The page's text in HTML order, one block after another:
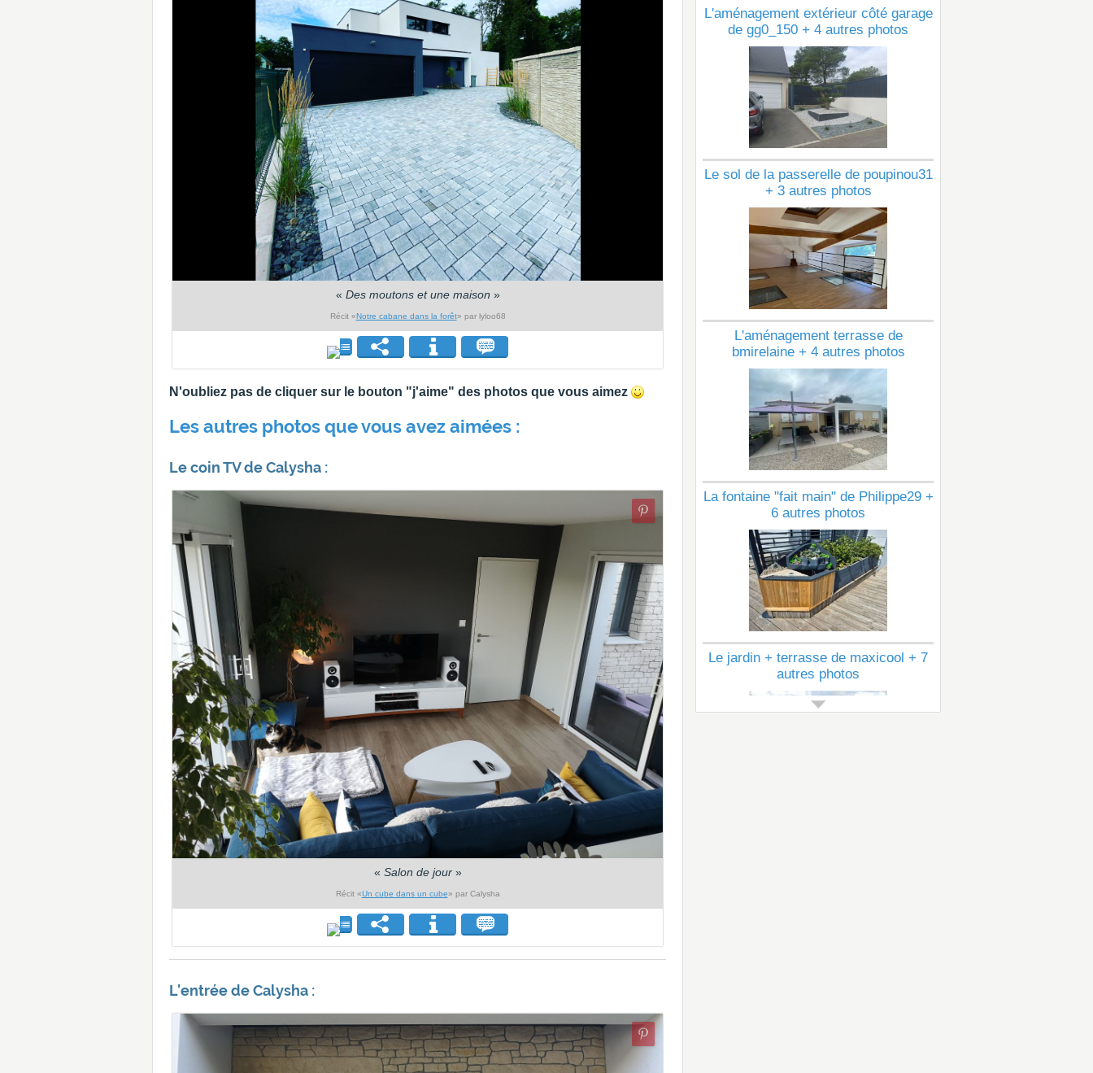
« Des moutons et une maison »
Récit «Notre cabane dans la forêt» par lyloo68
N'oubliez pas de cliquer sur le bouton "j'aime" des photos que vous aimez
Les autres photos que vous avez aimées :
Le coin TV de Calysha :
« Salon de jour»
Récit «Un cube dans un cube» par Calysha
L'entrée de Calysha :
L'aménagement extérieur côté garage
de gg0_150 + 4 autres photos
Le sol de la passerelle de poupinou31
+ 3 autres photos
L'aménagement terrasse de
bmirelaine + 4 autres photos
La fontaine "fait main" de Philippe29 +
6 autres photos
Le jardin + terrasse de maxicool + 7
autres photos